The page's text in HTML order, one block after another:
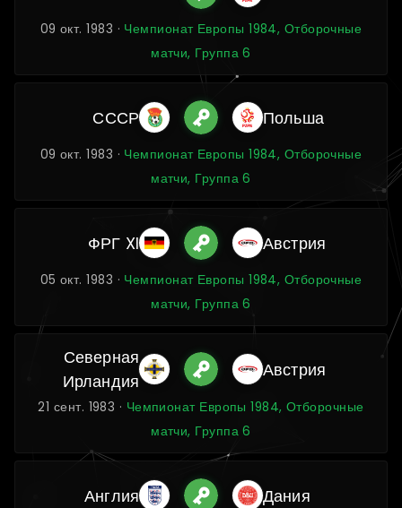
09 окт. 1983 · Чемпионат Европы 1984, Отборочные
матчи, Группа 6
СССР Польша
09 окт. 1983 · Чемпионат Европы 1984, Отборочные
матчи, Группа 6
ФРГ XI Австрия
05 окт. 1983 · Чемпионат Европы 1984, Отборочные
матчи, Группа 6
Северная
Ирландия
Австрия
21 сент. 1983 · Чемпионат Европы 1984, Отборочные
матчи, Группа 6
Англия Дания